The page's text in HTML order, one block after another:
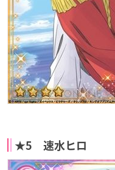
★5 速水ヒロ